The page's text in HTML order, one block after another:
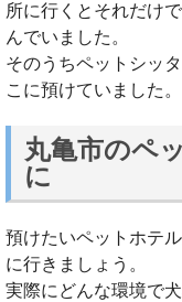
所に行くとそれだけ
んでいました。
そのうちペットシッ
こに預けていました。
丸亀市のペ
に
預けたいペットホテ
に行きましょう。
実際にどんな環境で